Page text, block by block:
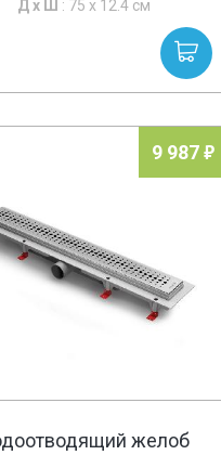
Д х Ш : 75 x 12.4 см
9 987
желоб